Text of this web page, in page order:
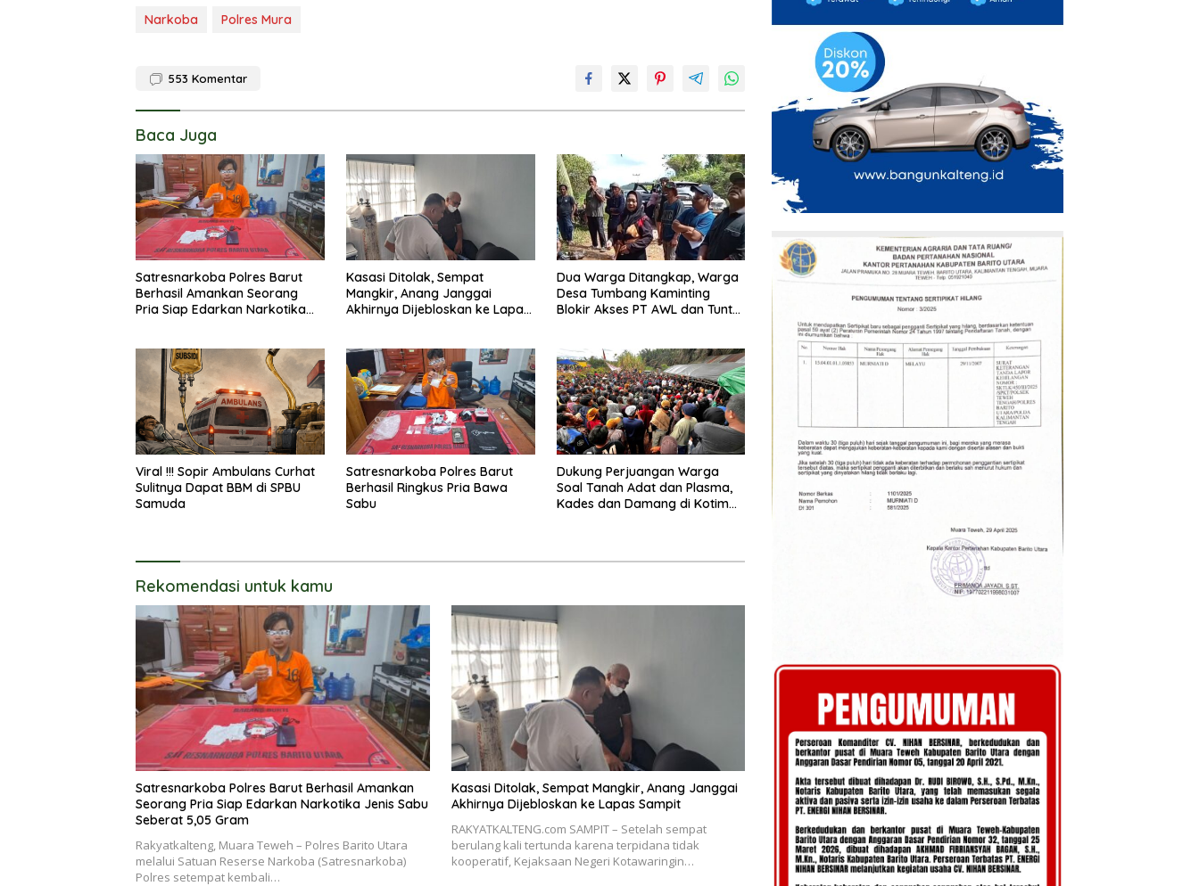
Narkoba Polres Mura
553 Komentar
Baca Juga
Satresnarkoba Polres Barut
Berhasil Amankan Seorang
Pria Siap Edarkan Narkotika
Kasasi Ditolak, Sempat
Mangkir, Anang Janggai
Akhirnya Dijebloskan ke Lapas
Dua Warga Ditangkap, Warga
Desa Tumbang Kaminting
Blokir Akses PT AWL dan Tuntut
Viral !!! Sopir Ambulans Curhat
Sulitnya Dapat BBM di SPBU
Samuda
Satresnarkoba Polres Barut
Berhasil Ringkus Pria Bawa
Sabu
Dukung Perjuangan Warga
Soal Tanah Adat dan Plasma,
Kades dan Damang di Kotim
Rekomendasi untuk kamu
Satresnarkoba Polres Barut Berhasil Amankan
Seorang Pria Siap Edarkan Narkotika Jenis Sabu
Seberat 5,05 Gram
Rakyatkalteng, Muara Teweh – Polres Barito Utara
melalui Satuan Reserse Narkoba (Satresnarkoba)
Polres setempat kembali…
Kasasi Ditolak, Sempat Mangkir, Anang Janggai
Akhirnya Dijebloskan ke Lapas Sampit
RAKYATKALTENG.com SAMPIT – Setelah sempat
berulang kali tertunda karena terpidana tidak
kooperatif, Kejaksaan Negeri Kotawaringin…